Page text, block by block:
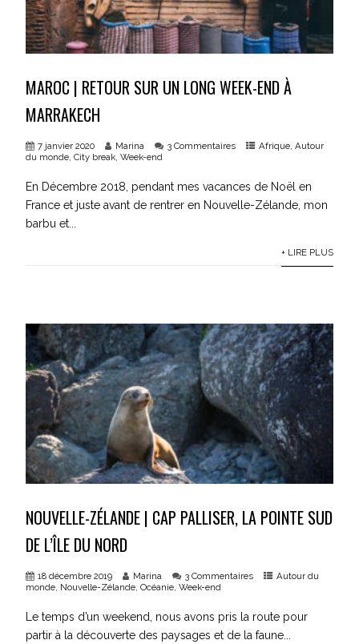
MAROC | RETOUR SUR UN LONG WEEK-END À
MARRAKECH
7 janvier 2020 Marina 3 Commentaires Afrique,Autour
du monde,City break,Week-end
En Décembre 2018, pendant mes vacances de Noël en
France et juste avant de rentrer en Nouvelle-Zélande, mon
barbu et...
+ LIRE PLUS
NOUVELLE-ZÉLANDE | CAP PALLISER, LA POINTE SUD
DE L’ÎLE DU NORD
18 décembre 2019 Marina 3 Commentaires
Autour du
monde, Nouvelle-Zélande,Océanie,Week-end
Le temps d’un weekend, nous avons pris la route pour
partir à la découverte des paysages et de la faune...